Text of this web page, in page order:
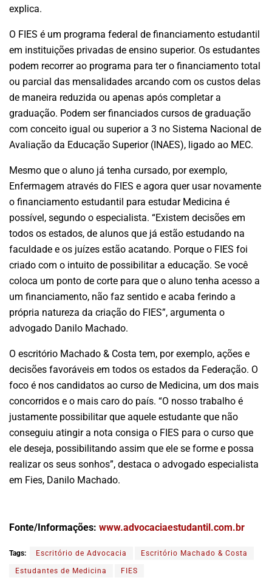
explica.
O FIES é um programa federal de financiamento estudantil
em instituições privadas de ensino superior. Os estudantes
podem recorrer ao programa para ter o financiamento total
ou parcial das mensalidades arcando com os custos delas
de maneira reduzida ou apenas após completar a
graduação. Podem ser financiados cursos de graduação
com conceito igual ou superior a 3 no Sistema Nacional de
Avaliação da Educação Superior (INAES), ligado ao MEC.
Mesmo que o aluno já tenha cursado, por exemplo,
Enfermagem através do FIES e agora quer usar novamente
o financiamento estudantil para estudar Medicina é
possível, segundo o especialista. “Existem decisões em
todos os estados, de alunos que já estão estudando na
faculdade e os juízes estão acatando. Porque o FIES foi
criado com o intuito de possibilitar a educação. Se você
coloca um ponto de corte para que o aluno tenha acesso a
um financiamento, não faz sentido e acaba ferindo a
própria natureza da criação do FIES”, argumenta o
advogado Danilo Machado.
O escritório Machado & Costa tem, por exemplo, ações e
decisões favoráveis em todos os estados da Federação. O
foco é nos candidatos ao curso de Medicina, um dos mais
concorridos e o mais caro do país. “O nosso trabalho é
justamente possibilitar que aquele estudante que não
conseguiu atingir a nota consiga o FIES para o curso que
ele deseja, possibilitando assim que ele se forme e possa
realizar os seus sonhos”, destaca o advogado especialista
em Fies, Danilo Machado.
Fonte/Informações: www.advocaciaestudantil.com.br
Tags: Escritório de Advocacia Escritório Machado & Costa
Estudantes de Medicina FIES